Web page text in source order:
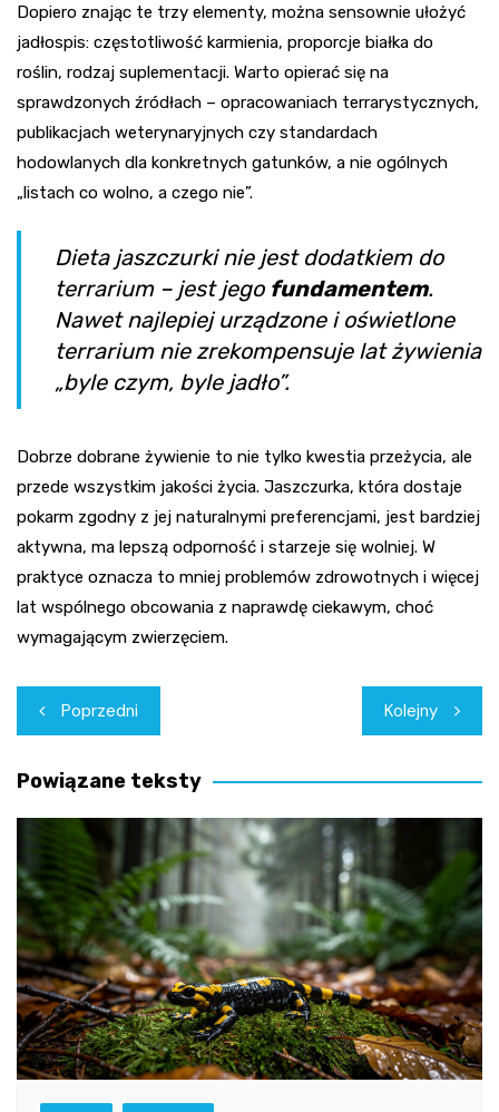
Dopiero znając te trzy elementy, można sensownie ułożyć
jadłospis: częstotliwość karmienia, proporcje białka do
roślin, rodzaj suplementacji. Warto opierać się na
sprawdzonych źródłach – opracowaniach terrarystycznych,
publikacjach weterynaryjnych czy standardach
hodowlanych dla konkretnych gatunków, a nie ogólnych
„listach co wolno, a czego nie”.
Dieta jaszczurki nie jest dodatkiem do
terrarium – jest jego fundamentem.
Nawet najlepiej urządzone i oświetlone
terrarium nie zrekompensuje lat żywienia
„byle czym, byle jadło”.
Dobrze dobrane żywienie to nie tylko kwestia przeżycia, ale
przede wszystkim jakości życia. Jaszczurka, która dostaje
pokarm zgodny z jej naturalnymi preferencjami, jest bardziej
aktywna, ma lepszą odporność i starzeje się wolniej. W
praktyce oznacza to mniej problemów zdrowotnych i więcej
lat wspólnego obcowania z naprawdę ciekawym, choć
wymagającym zwierzęciem.
Nawigacja
wpisu
Poprzedni Kolejny
Powiązane teksty